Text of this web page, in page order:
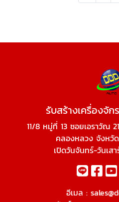
รับสร้างเครื่องจั
11/8 หมู่ที่ 13 ซอยเอราวัณ
คลองหลวง จังหวั
เปิดวันจันทร์-วันเส
อีเมล :